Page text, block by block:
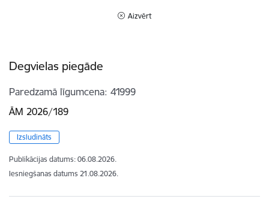
Aizvērt
Degvielas piegāde
Paredzamā līgumcena 41999
ĀM 2026/189
Izsludināts
Publikācijas datums: 06.08.2026.
Iesniegšanas datums 21.08.2026.